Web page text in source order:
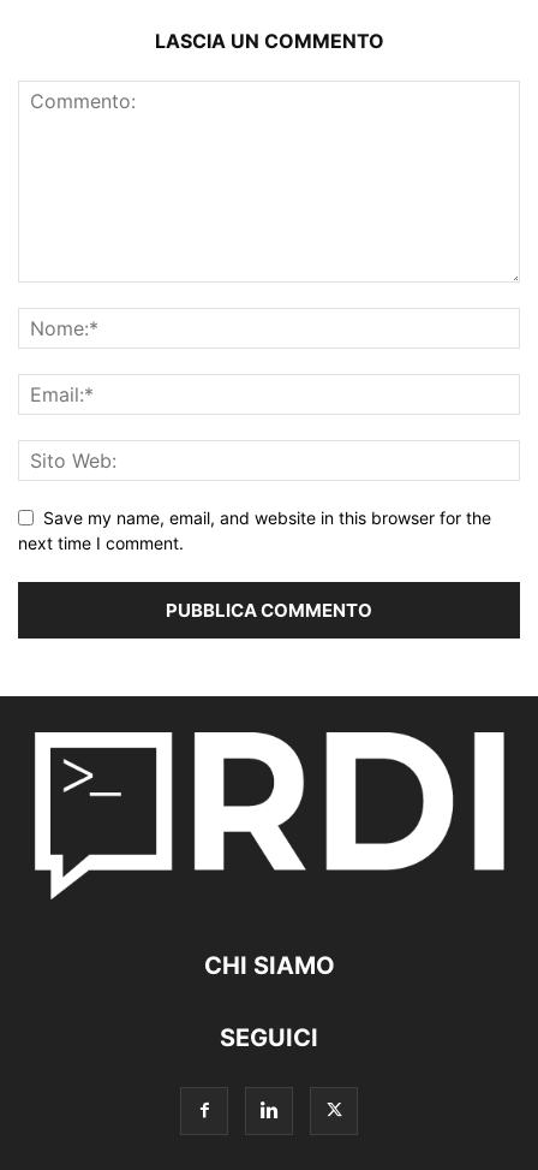
LASCIA UN COMMENTO
Save my name, email, and website in this browser for the
next time I comment.
CHI SIAMO
SEGUICI